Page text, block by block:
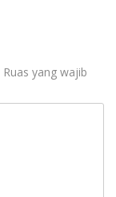
Ruas yang wajib